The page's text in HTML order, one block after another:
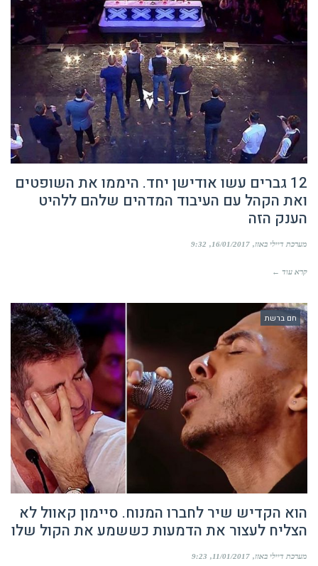
12 גברים עשו אודישן יחד. היממו את השופטים
ואת הקהל עם העיבוד המדהים שלהם ללהיט
הענק הזה
מערכת דיילי באזז 16/01/2017
9:32
קרא עוד ←
חם ברשת
הוא הקדיש שיר לחברו המנוח. סיימון קאוול לא
הצליח לעצור את הדמעות כששמע את הקול שלו
מערכת דיילי באזז 11/01/2017
9:23